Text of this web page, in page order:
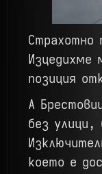
Страхотно
Изцедихме
позиция
А
без улици,
което е